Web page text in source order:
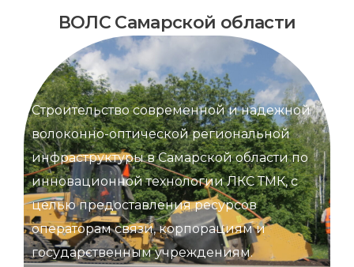
ВОЛС Самарской области
Строительство современной и надежной
волоконно-оптической региональной
инфраструктуры в Самарской области по
инновационной технологии ЛКС ТМК, с
целью предоставления ресурсов
операторам связи, корпорациям и
государственным учреждениям.